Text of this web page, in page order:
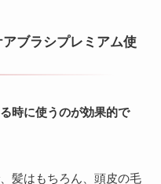
ブラシプレミアム使
時に使うのが効果的で
髪はもちろん、頭皮の毛